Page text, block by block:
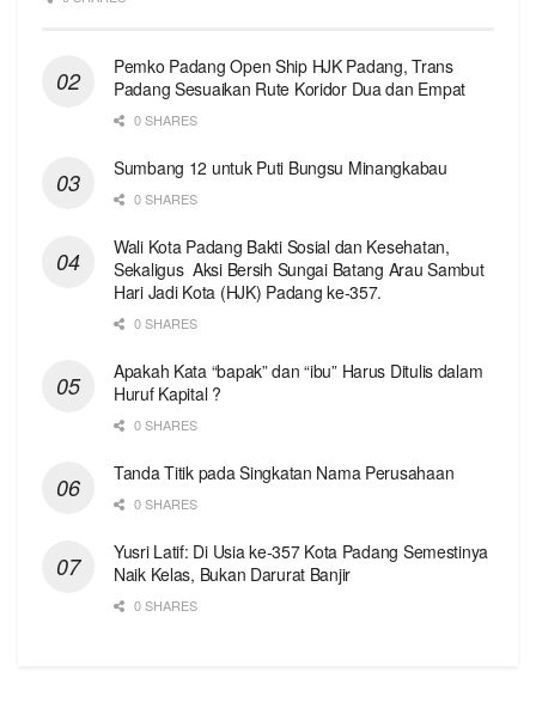
Pemko Padang Open Ship HJK Padang, Trans
Padang Sesuaikan Rute Koridor Dua dan Empat
0 SHARES
Sumbang 12 untuk Puti Bungsu Minangkabau
0 SHARES
Wali Kota Padang Bakti Sosial dan Kesehatan,
Sekaligus Aksi Bersih Sungai Batang Arau Sambut
Hari Jadi Kota (HJK) Padang ke-357.
0 SHARES
Apakah Kata “bapak” dan “ibu” Harus Ditulis dalam
Huruf Kapital ?
0 SHARES
Tanda Titik pada Singkatan Nama Perusahaan
0 SHARES
Yusri Latif: Di Usia ke-357 Kota Padang Semestinya
Naik Kelas, Bukan Darurat Banjir
0 SHARES